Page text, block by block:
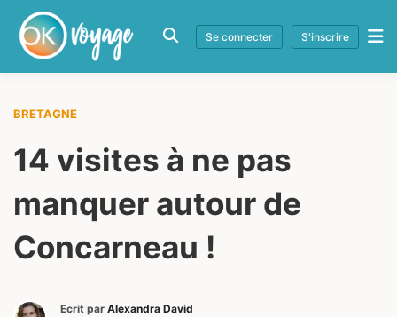
Se connecter S'inscrire
BRETAGNE
14 visites à ne pas
manquer autour de
Concarneau !
Ecrit par Alexandra David